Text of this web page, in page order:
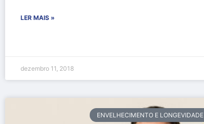
LER MAIS »
dezembro 11, 2018
ENVELHECIMENTO E LONGEVIDADE